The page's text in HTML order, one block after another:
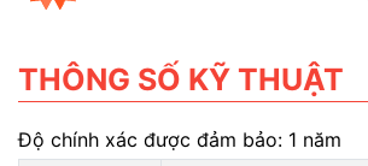
THÔNG SỐ KỸ THUẬT
Độ chính xác được đảm bảo: 1 năm